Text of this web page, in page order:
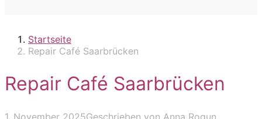
Startseite
Repair Café Saarbrücken
Repair Café Saarbrücken
1. November 2025Geschrieben von Anna Rogun